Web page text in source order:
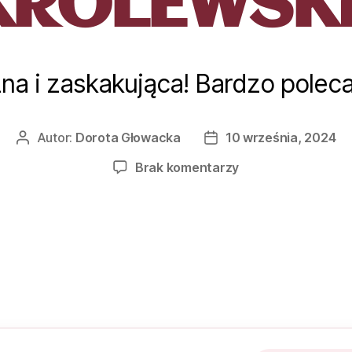
i zaskakująca! Bardzo
Autor: Dorota Głowacka
10 września, 2024
Brak komentarzy